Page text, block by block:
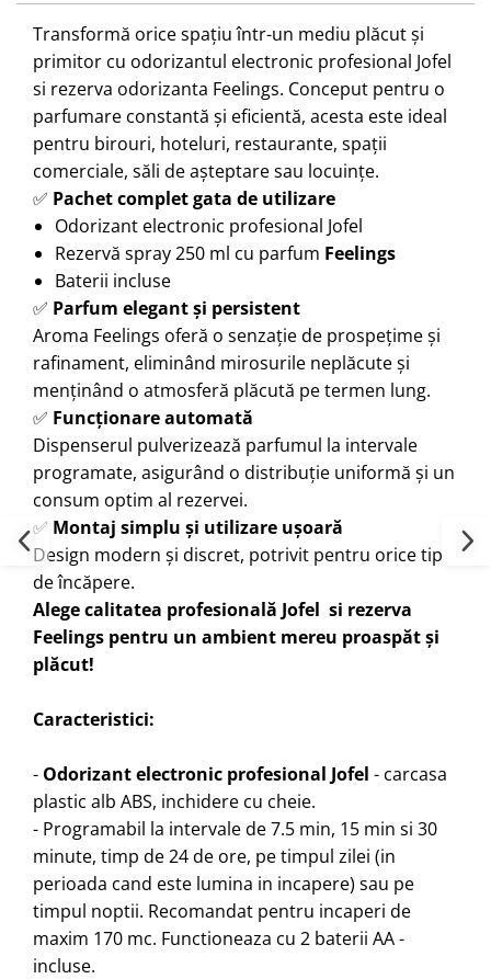
Transformă orice spațiu într-un mediu plăcut și
primitor cu odorizantul electronic profesional Jofel
si rezerva odorizanta Feelings. Conceput pentru o
parfumare constantă și eficientă, acesta este ideal
pentru birouri, hoteluri, restaurante, spații
comerciale, săli de așteptare sau locuințe.
✅ Pachet complet gata de utilizare
Odorizant electronic profesional Jofel
Rezervă spray 250 ml cu parfum Feelings
Baterii incluse
✅ Parfum elegant și persistent
Aroma Feelings oferă o senzație de prospețime și
rafinament, eliminând mirosurile neplăcute și
menținând o atmosferă plăcută pe termen lung.
✅ Funcționare automată
Dispenserul pulverizează parfumul la intervale
programate, asigurând o distribuție uniformă și un
consum optim al rezervei.
✅ Montaj simplu și utilizare ușoară
Design modern și discret, potrivit pentru orice tip
de încăpere.
Alege calitatea profesională Jofel si rezerva
Feelings pentru un ambient mereu proaspăt și
plăcut!
Caracteristici:
- Odorizant electronic profesional Jofel - carcasa
plastic alb ABS, inchidere cu cheie.
- Programabil la intervale de 7.5 min, 15 min si 30
minute, timp de 24 de ore, pe timpul zilei (in
perioada cand este lumina in incapere) sau pe
timpul noptii. Recomandat pentru incaperi de
maxim 170 mc. Functioneaza cu 2 baterii AA -
incluse.